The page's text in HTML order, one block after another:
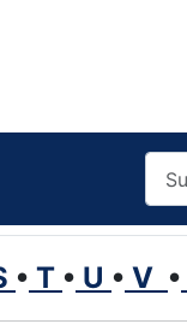
• T • U • V •